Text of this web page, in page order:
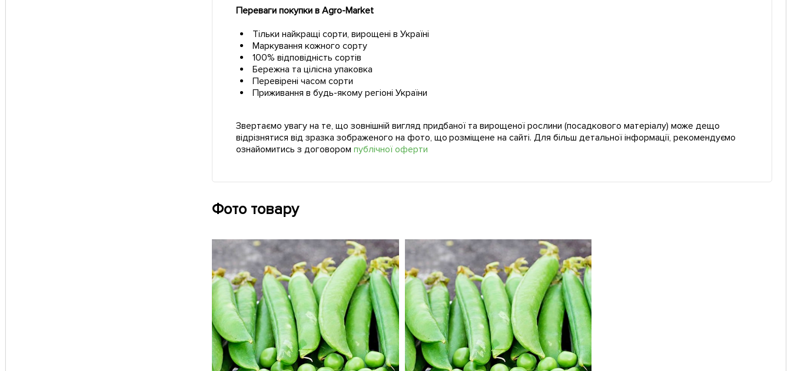
Переваги покупки в Agro-Market
Тільки найкращі сорти, вирощені в Україні
Маркування кожного сорту
100% відповідність сортів
Бережна та цілісна упаковка
Перевірені часом сорти
Приживання в будь-якому регіоні України
Звертаємо увагу на те, що зовнішній вигляд придбаної та вирощеної рослини (посадкового матеріалу) може дещо
відрізнятися від зразка зображеного на фото, що розміщене на сайті. Для більш детальної інформації, рекомендуємо
ознайомитись з договором публічної оферти
Фото товару